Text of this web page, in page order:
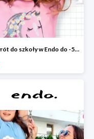
Powrót do szkoły w Endo do -50%